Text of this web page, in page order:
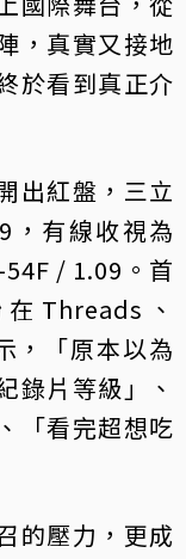
，真實又接地
於看到真正介
出紅盤，三立
，有線收視為
/ 1.09。首
Threads、
，「原本以為
錄片等級」、
「看完超想吃
的壓力，更成